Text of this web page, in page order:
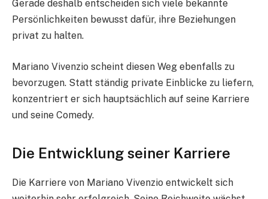
Gerade deshalb entscheiden sich viele bekannte
Persönlichkeiten bewusst dafür, ihre Beziehungen
privat zu halten.
Mariano Vivenzio scheint diesen Weg ebenfalls zu
bevorzugen. Statt ständig private Einblicke zu liefern,
konzentriert er sich hauptsächlich auf seine Karriere
und seine Comedy.
Die Entwicklung seiner Karriere
Die Karriere von Mariano Vivenzio entwickelt sich